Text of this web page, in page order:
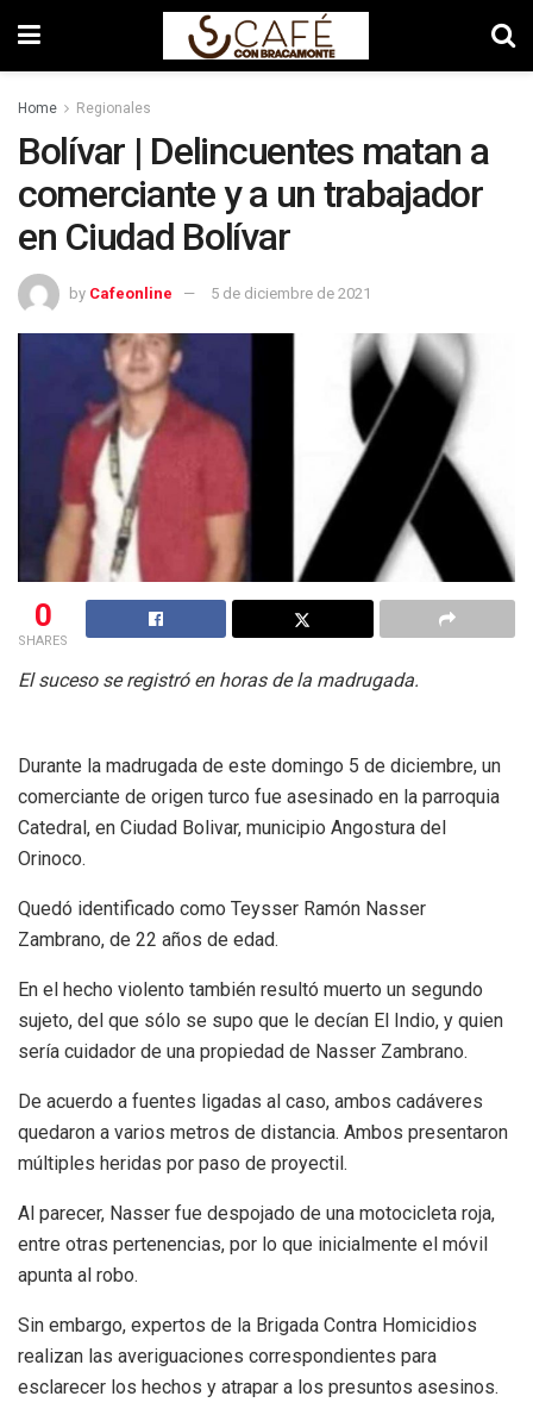
Home Regionales
Bolívar | Delincuentes matan a
comerciante y a un trabajador
en Ciudad Bolívar
by Cafeonline 5 de diciembre de 2021
0
SHARES
El suceso se registró en horas de la madrugada.
Durante la madrugada de este domingo 5 de diciembre, un
comerciante de origen turco fue asesinado en la parroquia
Catedral, en Ciudad Bolivar, municipio Angostura del
Orinoco.
Quedó identificado como Teysser Ramón Nasser
Zambrano, de 22 años de edad.
En el hecho violento también resultó muerto un segundo
sujeto, del que sólo se supo que le decían El Indio, y quien
sería cuidador de una propiedad de Nasser Zambrano.
De acuerdo a fuentes ligadas al caso, ambos cadáveres
quedaron a varios metros de distancia. Ambos presentaron
múltiples heridas por paso de proyectil.
Al parecer, Nasser fue despojado de una motocicleta roja,
entre otras pertenencias, por lo que inicialmente el móvil
apunta al robo.
Sin embargo, expertos de la Brigada Contra Homicidios
realizan las averiguaciones correspondientes para
esclarecer los hechos y atrapar a los presuntos asesinos.